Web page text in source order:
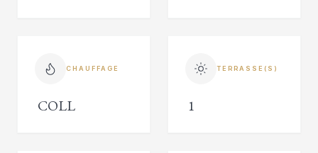
CHAUFFAGE
COLL
TERRASSE(S)
1